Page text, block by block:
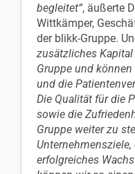
begleitet“, äußerte
Wittkämper,
der blikk-Gruppe.
zusätzliches
Gruppe und
und die
Die Qualität für die
sowie die
Gruppe weiter zu
erfolgreiches